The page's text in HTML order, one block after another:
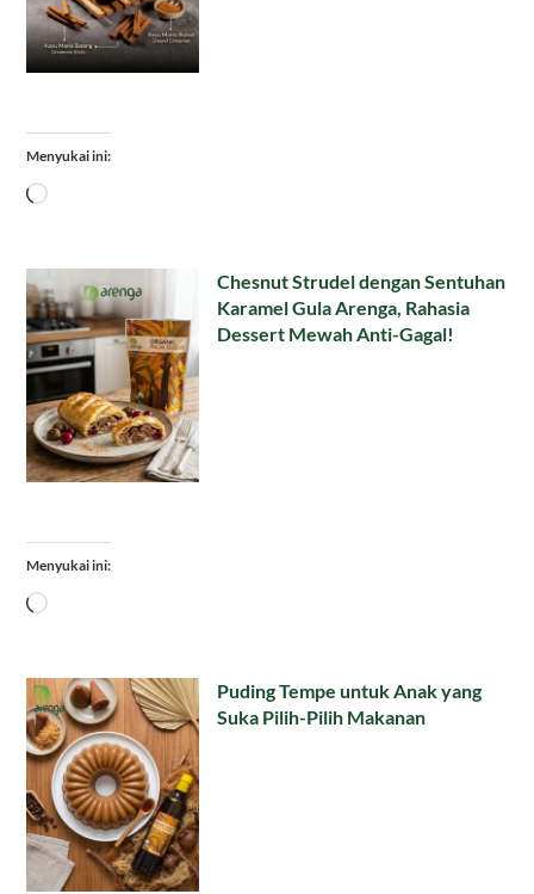
Menyukai ini:
Memuat...
Chesnut Strudel dengan Sentuhan
Karamel Gula Arenga, Rahasia
Dessert Mewah Anti-Gagal!
Menyukai ini:
Memuat...
Puding Tempe untuk Anak yang
Suka Pilih-Pilih Makanan